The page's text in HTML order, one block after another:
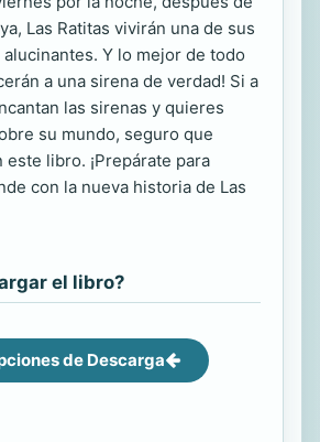
Las Ratitas vivirán una de sus
Y lo mejor de todo
a una sirena de verdad! Si a
las sirenas y quieres
su mundo, seguro que
libro. ¡Prepárate para
con la nueva historia de Las
el libro?
de Descarga